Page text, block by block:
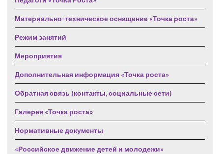
Материально-техническое оснащение «Точка роста»
Режим занятий
Мероприятия
Дополнительная информация «Точка роста»
Обратная связь (контакты, социальные сети)
Галерея «Точка роста»
Нормативные документы
«Российское движение детей и молодежи»